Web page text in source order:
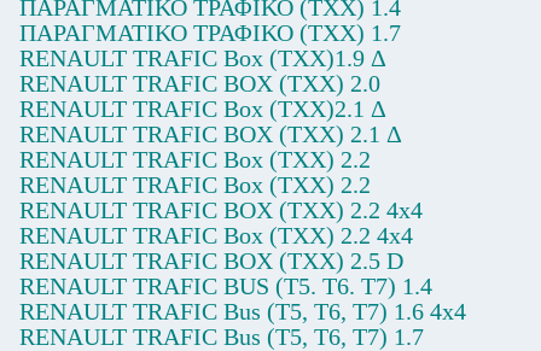
ΠΑΡΑΓΜΑΤΙΚΟ ΤΡΑΦΙΚΟ (TXX) 1.4
ΠΑΡΑΓΜΑΤΙΚΟ ΤΡΑΦΙΚΟ (TXX) 1.7
RENAULT TRAFIC Box (TXX)1.9 Δ
RENAULT TRAFIC BOX (TXX) 2.0
RENAULT TRAFIC Box (TXX)2.1 Δ
RENAULT TRAFIC BOX (TXX) 2.1 Δ
RENAULT TRAFIC Box (TXX) 2.2
RENAULT TRAFIC Box (TXX) 2.2
RENAULT TRAFIC BOX (TXX) 2.2 4x4
RENAULT TRAFIC Box (TXX) 2.2 4x4
RENAULT TRAFIC BOX (TXX) 2.5 D
RENAULT TRAFIC BUS (T5. T6. T7) 1.4
RENAULT TRAFIC Bus (T5, T6, T7) 1.6 4x4
RENAULT TRAFIC Bus (T5, T6, T7) 1.7